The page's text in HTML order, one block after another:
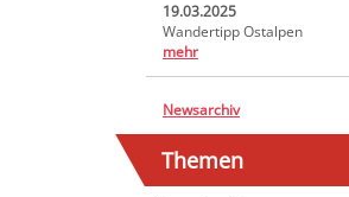
19.03.2025
Wandertipp Ostalpen
mehr
Newsarchiv
Themen